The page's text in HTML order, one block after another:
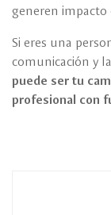
generen impacto
Si eres una
comunicación y
puede ser tu
profesional con